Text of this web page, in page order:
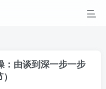
：由谈到深一步一步